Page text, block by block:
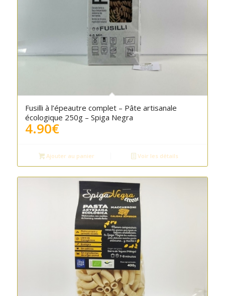
Fusilli à l’épeautre complet – Pâte artisanale
écologique 250g – Spiga Negra
4.90€
Ajouter au panier Voir les détails